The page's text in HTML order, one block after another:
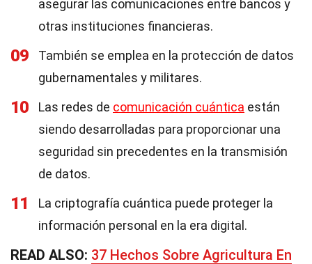
asegurar las comunicaciones entre bancos y
otras instituciones financieras.
09
También se emplea en la protección de datos
gubernamentales y militares.
10 Las redes de comunicación cuántica están
siendo desarrolladas para proporcionar una
seguridad sin precedentes en la transmisión
de datos.
11
La criptografía cuántica puede proteger la
información personal en la era digital.
READ ALSO: 37 Hechos Sobre Agricultura En